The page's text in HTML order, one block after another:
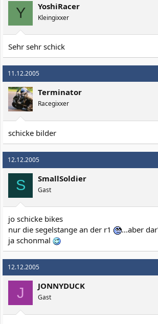
Y YoshiRacer
Kleingixxer
Sehr sehr schick
11.12.2005
Terminator
Racegixxer
schicke bilder
12.12.2005
S SmallSoldier
Gast
jo schicke bikes
nur die segelstange an der r1
...aber
ja schonmal
12.12.2005
J JONNYDUCK
Gast